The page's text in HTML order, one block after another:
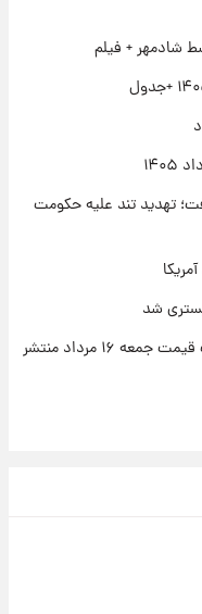
جدید پرسپولیس اعلام
سرگیف با اعداد ویژه
پول ایران» اعلام
شادمهر + فیلم
تهدید تند علیه حکومت
شد
قیمت خودروهای سایپا تغییر کرد؛ لیست قیمت جمعه ۱۶ مرداد منتشر